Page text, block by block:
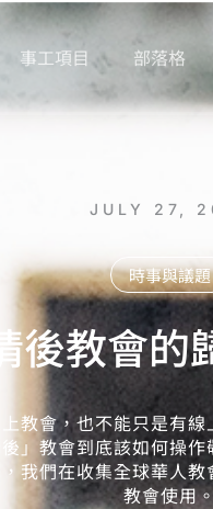
事工項目 部落格
JULY 27,
時事與議題
後教會
教會，也不能只是有
」教會到底該如何操
我們在收集全球華人
教會使用